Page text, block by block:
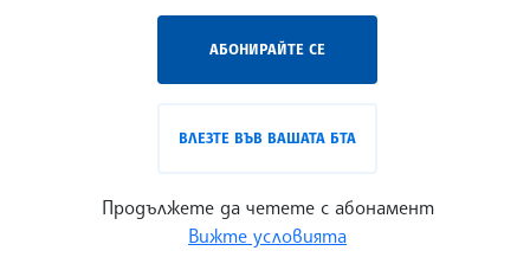
АБОНИРАЙТЕ СЕ
ВЛЕЗТЕ ВЪВ ВАШАТА БТА
Продължете да четете с абонамент
Вижте условията